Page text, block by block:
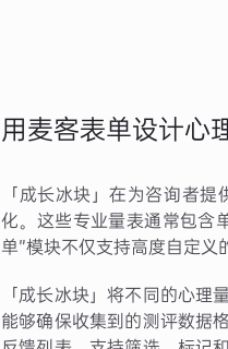
用麦客表单设计心
「成长冰块」在为咨询者
化。这些专业量表通常包含
单”模块不仅支持高度自定义
「成长冰块」将不同的心理
能够确保收集到的测评数据